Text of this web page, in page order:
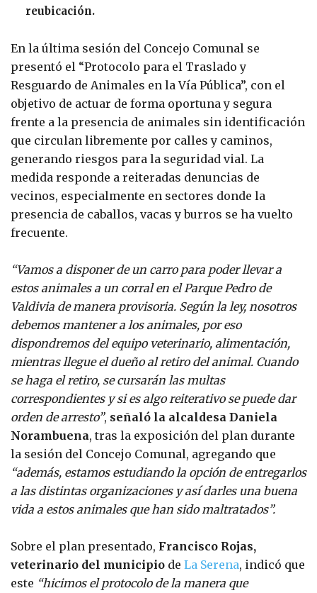
reubicación.
En la última sesión del Concejo Comunal se
presentó el “Protocolo para el Traslado y
Resguardo de Animales en la Vía Pública”, con el
objetivo de actuar de forma oportuna y segura
frente a la presencia de animales sin identificación
que circulan libremente por calles y caminos,
generando riesgos para la seguridad vial. La
medida responde a reiteradas denuncias de
vecinos, especialmente en sectores donde la
presencia de caballos, vacas y burros se ha vuelto
frecuente.
“Vamos a disponer de un carro para poder llevar a
estos animales a un corral en el Parque Pedro de
Valdivia de manera provisoria. Según la ley, nosotros
debemos mantener a los animales, por eso
dispondremos del equipo veterinario, alimentación,
mientras llegue el dueño al retiro del animal. Cuando
se haga el retiro, se cursarán las multas
correspondientes y si es algo reiterativo se puede dar
orden de arresto”, señaló la alcaldesa Daniela
Norambuena, tras la exposición del plan durante
la sesión del Concejo Comunal, agregando que
“además, estamos estudiando la opción de entregarlos
a las distintas organizaciones y así darles una buena
vida a estos animales que han sido maltratados”.
Sobre el plan presentado, Francisco Rojas,
veterinario del municipio de La Serena, indicó que
este “hicimos el protocolo de la manera que